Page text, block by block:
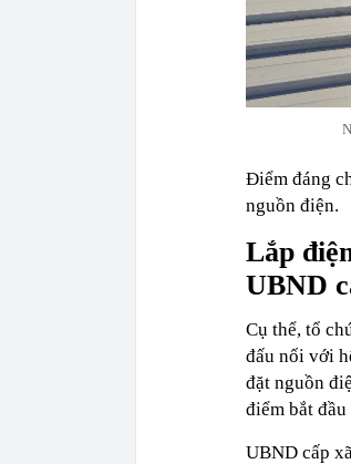
Điểm đáng
nguồn điện.
Lắp
UBND
Cụ thể, tổ
đấu nối với
đặt nguồn
điểm bắt
UBND cấp